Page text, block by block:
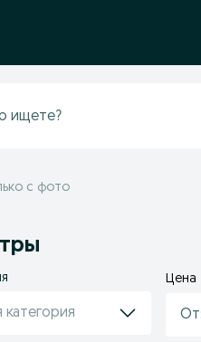
колонтитулу
с фото
Цена